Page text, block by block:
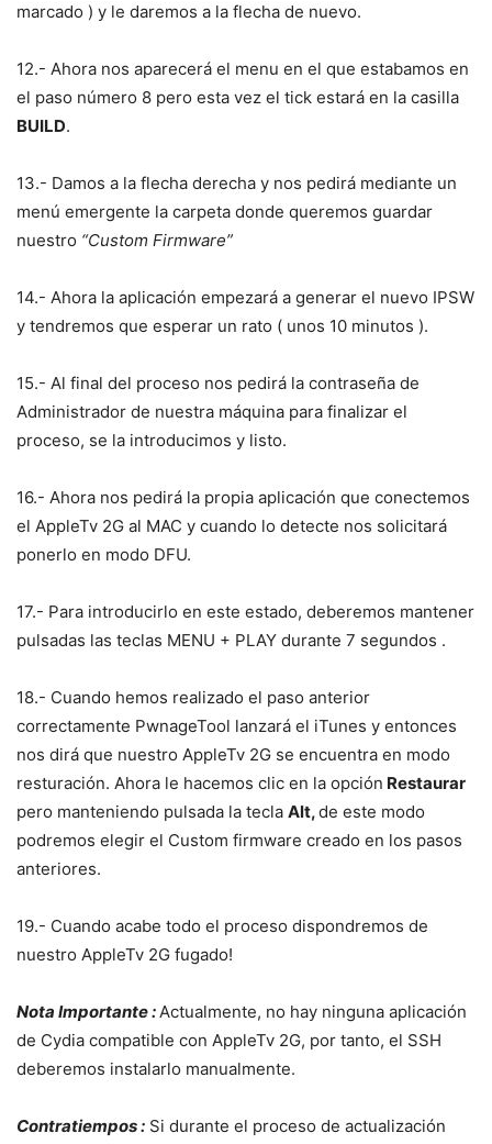
marcado ) y le daremos a la flecha de nuevo.
12.- Ahora nos aparecerá el menu en el que estabamos en
el paso número 8 pero esta vez el tick estará en la casilla
BUILD.
13.- Damos a la flecha derecha y nos pedirá mediante un
menú emergente la carpeta donde queremos guardar
nuestro “Custom Firmware”
14.- Ahora la aplicación empezará a generar el nuevo IPSW
y tendremos que esperar un rato ( unos 10 minutos ).
15.- Al final del proceso nos pedirá la contraseña de
Administrador de nuestra máquina para finalizar el
proceso, se la introducimos y listo.
16.- Ahora nos pedirá la propia aplicación que conectemos
el AppleTv 2G al MAC y cuando lo detecte nos solicitará
ponerlo en modo DFU.
17.- Para introducirlo en este estado, deberemos mantener
pulsadas las teclas MENU + PLAY durante 7 segundos .
18.- Cuando hemos realizado el paso anterior
correctamente PwnageTool lanzará el iTunes y entonces
nos dirá que nuestro AppleTv 2G se encuentra en modo
resturación. Ahora le hacemos clic en la opción Restaurar
pero manteniendo pulsada la tecla Alt,de este modo
podremos elegir el Custom firmware creado en los pasos
anteriores.
19.- Cuando acabe todo el proceso dispondremos de
nuestro AppleTv 2G fugado!
Nota Importante :Actualmente, no hay ninguna aplicación
de Cydia compatible con AppleTv 2G, por tanto, el SSH
deberemos instalarlo manualmente.
Contratiempos : Si durante el proceso de actualización